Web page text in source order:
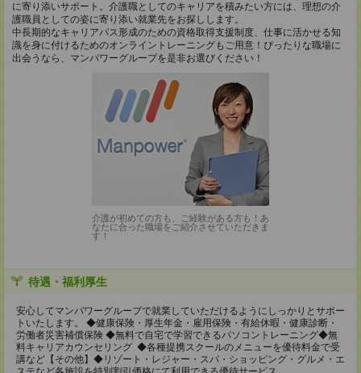
に寄り添いサポート。介護職としてのキャリアを積みたい方には、理想の介
護職員としての姿に寄り添い就業先をお探しします。
中長期的なキャリアパス形成のための資格取得支援制度、仕事に活かせる知
識を身に付けるためのオンライントレーニングもご用意！ぴったりな職場に
出会うなら、マンパワーグループを是非お選びください！
介護が初めての方も、ご経験がある方も！あ
なたに合った職場をご紹介させていただきま
す！
待遇・福利厚生
安心してマンパワーグループで就業していただけるようにしっかりとサポー
トいたします。 ◆健康保険・厚生年金・雇用保険・有給休暇・健康診断・
労働者災害補償保険 ◆無料で自宅で学習できるパソコントレーニング◆無
料キャリアカウンセリング ◆各種提携スクールのメニューを優待料金で受
講など【その他】◆リゾート・レジャー・スパ・ショッピング・グルメ・エ